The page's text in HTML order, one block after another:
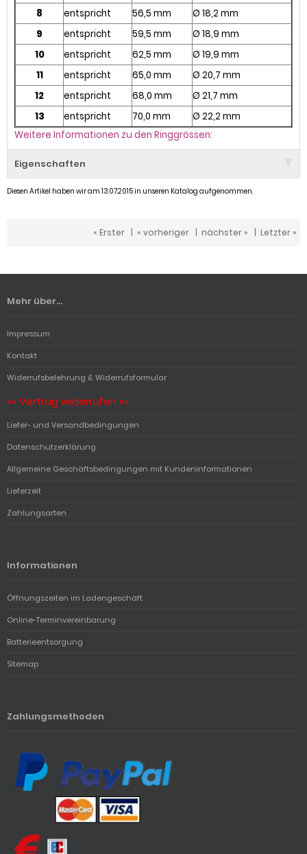
8
entspricht 56,5 mm
Ø 18,2 mm
9
entspricht 59,5 mm
Ø 18,9 mm
10
entspricht 62,5 mm
Ø 19,9 mm
11
entspricht 65,0 mm
Ø 20,7 mm
12
entspricht 68,0 mm
Ø 21,7 mm
13
entspricht 70,0 mm
Ø 22,2 mm
Weitere Informationen zu den Ringgrössen:
Eigenschaften
Diesen Artikel haben wir am 13.07.2015 in unseren Katalog aufgenommen.
« Erster | « vorheriger | nächster » | Letzter »
Mehr über...
Impressum
Kontakt
Widerrufsbelehrung & Widerrufsformular
«« Vertrag widerrufen »»
Liefer- und Versandbedingungen
Datenschutzerklärung
Allgemeine Geschäftsbedingungen mit Kundeninformationen
Lieferzeit
Zahlungsarten
Informationen
Öffnungszeiten im Ladengeschäft
Online-Terminvereinbarung
Batterieentsorgung
Sitemap
Zahlungsmethoden